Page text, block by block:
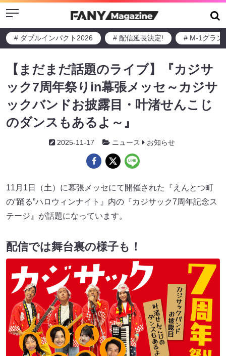
Menu
# ダブルインパクト2026 # 配信延長決定! # M-1グラン
【まだまだ話題のライブ】『カジサ
ック7周年祭りin幕張メッセ～カジサ
ックバンドお披露目・叶渚せんこじ
のダンスもあるよ～』
2025-11-17 ニュース お知らせ
11月1日（土）に幕張メッセにて開催された『えんとつ町
の“踊る”ハロウィンナイト』内の『カジサック7周年記念ス
テージ』が話題になっています。
配信では舞台裏の様子も！